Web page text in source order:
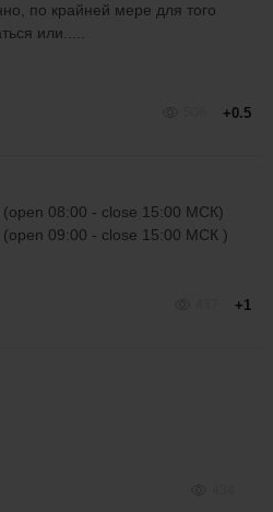
по крайней мере для того
или.....
+0.5
08:00 - close 15:00 МСК)
09:00 - close 15:00 МСК )
+1